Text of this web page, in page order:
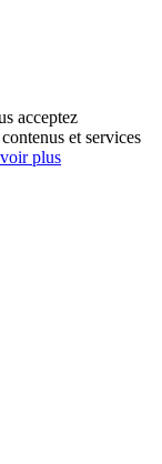
acceptez
et services
plus